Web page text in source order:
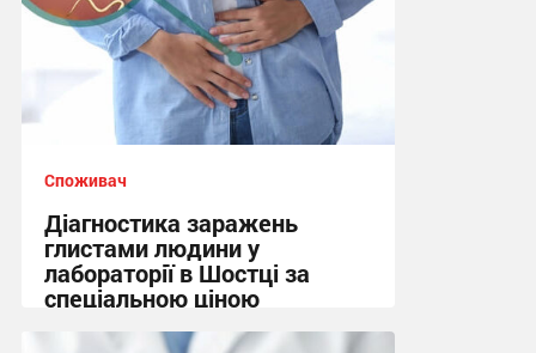
Споживач
Діагностика заражень
глистами людини у
лабораторії в Шостці за
спеціальною ціною